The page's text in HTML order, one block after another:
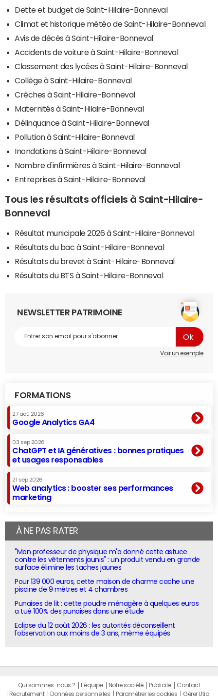
Dette et budget de Saint-Hilaire-Bonneval
Climat et historique météo de Saint-Hilaire-Bonneval
Avis de décès à Saint-Hilaire-Bonneval
Accidents de voiture à Saint-Hilaire-Bonneval
Classement des lycées à Saint-Hilaire-Bonneval
Collège à Saint-Hilaire-Bonneval
Crèches à Saint-Hilaire-Bonneval
Maternités à Saint-Hilaire-Bonneval
Délinquance à Saint-Hilaire-Bonneval
Pollution à Saint-Hilaire-Bonneval
Inondations à Saint-Hilaire-Bonneval
Nombre d'infirmières à Saint-Hilaire-Bonneval
Entreprises à Saint-Hilaire-Bonneval
Tous les résultats officiels à Saint-Hilaire-
Bonneval
Résultat municipale 2026 à Saint-Hilaire-Bonneval
Résultats du bac à Saint-Hilaire-Bonneval
Résultats du brevet à Saint-Hilaire-Bonneval
Résultats du BTS à Saint-Hilaire-Bonneval
NEWSLETTER PATRIMOINE
Voir un exemple
FORMATIONS
27 aoû 2026
Google Analytics GA4
03 sep 2026
ChatGPT et IA génératives : bonnes pratiques
et usages responsables
21 sep 2026
Web analytics : booster ses performances
marketing
À NE PAS RATER
"Mon professeur de physique m'a donné cette astuce
contre les vêtements jaunis" : un produit vendu en grande
surface élimine les taches jaunes
Pour 139 000 euros, cette maison de charme cache une
piscine de 9 mètres et 4 chambres
Punaises de lit : cette poudre ménagère à quelques euros
a tué 100% des punaises dans une étude
Eclipse du 12 août 2026 : les autorités déconseillent
l'observation aux moins de 3 ans, même équipés
Qui sommes-nous ? L'équipe Notre société Publicité
Contact
Recrutement
Données personnelles Paramétrer les cookies Gérer Utiq